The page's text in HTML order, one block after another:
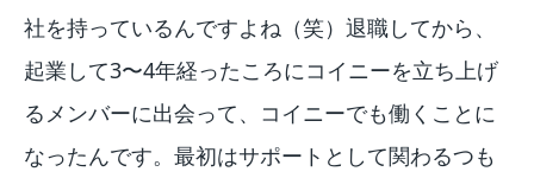
社を持っているんですよね（笑）退職してから、
起業して3〜4年経ったころにコイニーを立ち上げ
るメンバーに出会って、コイニーでも働くことに
なったんです。最初はサポートとして関わるつも